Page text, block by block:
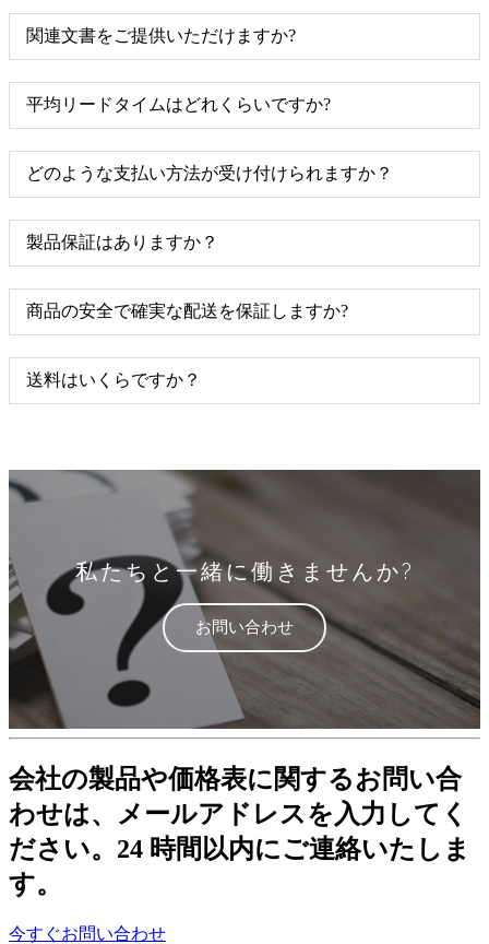
関連文書をご提供いただけますか?
平均リードタイムはどれくらいですか?
どのような支払い方法が受け付けられますか？
製品保証はありますか？
商品の安全で確実な配送を保証しますか?
送料はいくらですか？
私たちと一緒に働きませんか?
お問い合わせ
会社の製品や価格表に関するお問い合
わせは、メールアドレスを入力してく
ださい。24 時間以内にご連絡いたしま
す。
今すぐお問い合わせ